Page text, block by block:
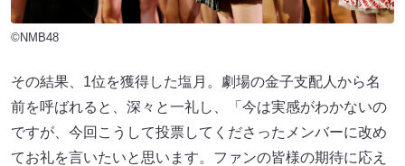
©NMB48
その結果、1位を獲得した塩月。劇場の金子支配人から名
前を呼ばれると、深々と一礼し、「今は実感がわかないの
ですが、今回こうして投票してくださったメンバーに改め
てお礼を言いたいと思います。ファンの皆様の期待に応え